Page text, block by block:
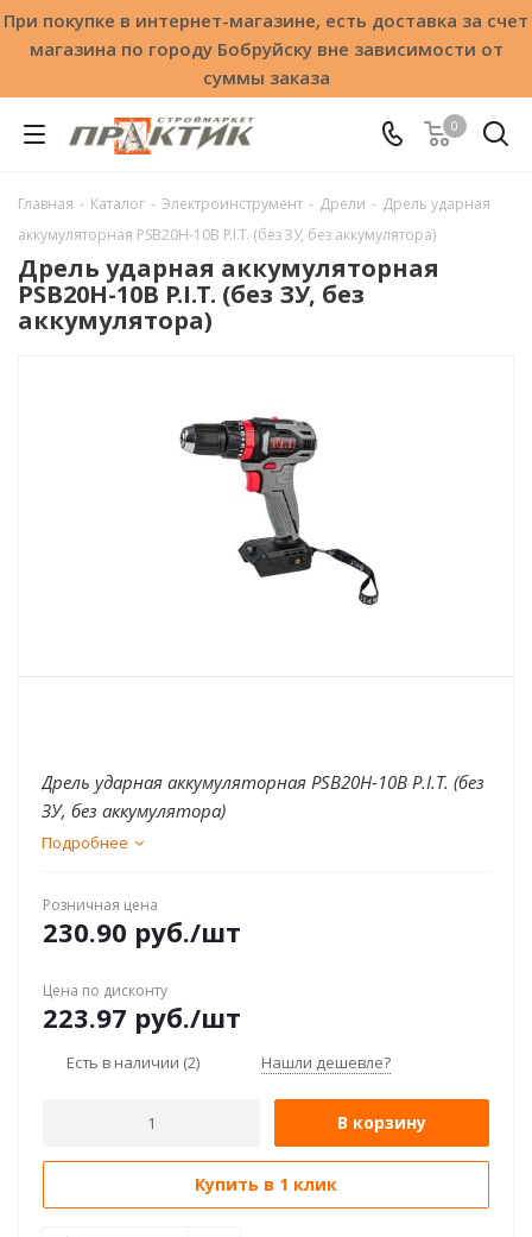
При покупке в интернет-магазине, есть доставка за счет
магазина по городу Бобруйску вне зависимости от
суммы заказа
0
Главная - Каталог - Электроинструмент - Дрели - Дрель ударная
аккумуляторная PSB20H-10B P.I.T. (без ЗУ, без аккумулятора)
Дрель ударная аккумуляторная
PSB20H-10B P.I.T. (без ЗУ, без
аккумулятора)
Дрель ударная аккумуляторная PSB20H-10B P.I.T. (без
ЗУ, без аккумулятора)
Подробнее
Розничная цена
230.90 руб./шт
Цена по дисконту
223.97 руб./шт
Есть в наличии (2) Нашли дешевле?
В корзину
Купить в 1 клик